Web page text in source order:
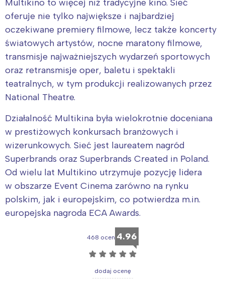
Multikino to więcej niż tradycyjne kino. Sieć
oferuje nie tylko największe i najbardziej
oczekiwane premiery filmowe, lecz także koncerty
światowych artystów, nocne maratony filmowe,
transmisje najważniejszych wydarzeń sportowych
oraz retransmisje oper, baletu i spektakli
teatralnych, w tym produkcji realizowanych przez
National Theatre.
Działalność Multikina była wielokrotnie doceniana
w prestiżowych konkursach branżowych i
wizerunkowych. Sieć jest laureatem nagród
Superbrands oraz Superbrands Created in Poland.
Od wielu lat Multikino utrzymuje pozycję lidera
w obszarze Event Cinema zarówno na rynku
polskim, jak i europejskim, co potwierdza m.in.
europejska nagroda ECA Awards.
468 ocen 4.96
☆ ☆ ☆ ☆ ☆
dodaj ocenę